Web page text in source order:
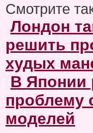
Смотрите
Лондон
решить
худых
В Японии
проблему
моделей